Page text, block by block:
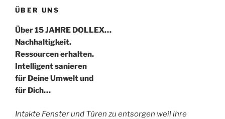
ÜBER UNS
Über 15 JAHRE DOLLEX…
Nachhaltigkeit.
Ressourcen erhalten.
Intelligent sanieren
für Deine Umwelt und
für Dich…
Intakte Fenster und Türen zu entsorgen weil ihre